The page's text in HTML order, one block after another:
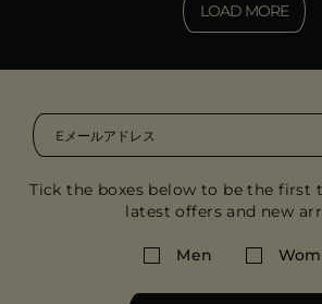
LOAD MORE
Tick the boxes below to be the first
latest offers and new
Men